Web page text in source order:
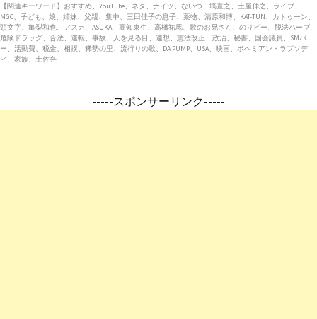
【関連キーワード】おすすめ、YouTube、ネタ、ナイツ、ないつ、塙宣之、土屋伸之、ライブ、
MGC、子ども、娘、姉妹、父親、集中、三田佳子の息子、薬物、清原和博、KAT-TUN、カトゥーン、
頭文字、亀梨和也、アスカ、ASUKA、高知東生、高橋祐馬、歌のお兄さん、のりピー、脱法ハーブ、
危険ドラッグ、合法、運転、事故、人を見る目、連想、憲法改正、政治、秘書、国会議員、SMバ
ー、活動費、税金、相撲、稀勢の里、流行りの歌、DA PUMP、USA、映画、ボヘミアン・ラプソデ
ィ、家族、土佐弁
-----スポンサーリンク-----